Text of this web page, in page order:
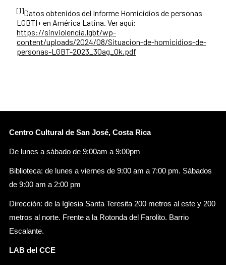
[1]Datos obtenidos del Informe Homicidios de personas
LGBTI+ en América Latina. Ver aquí:
https://sinviolencia.lgbt/wp-
content/uploads/2024/08/Situacion-de-homicidios-de-
personas-LGBT-2023_30ag_Ok.pdf
Centro Cultural de San José, Costa Rica
De lunes a sábado de 9:00am a 9:00pm
Biblioteca: de lunes a viernes de 9:00 am a 7:00 pm. Sábados
de 9:00 am a 2:00 pm
Dirección: de la Iglesia Santa Teresita 200 metros al este y 200
metros al norte. Frente a la Rotonda del Farolito. Barrio
Escalante.
LAB del CCE